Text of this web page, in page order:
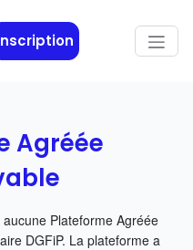
Agréée
Plateforme Agréée
DGFiP. La plateforme a